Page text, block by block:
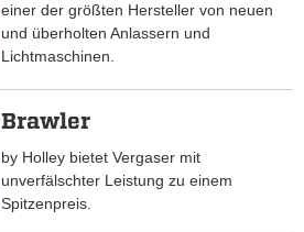
einer der größten Hersteller von neuen
und überholten Anlassern und
Lichtmaschinen.
Brawler
by Holley bietet Vergaser mit
unverfälschter Leistung zu einem
Spitzenpreis.